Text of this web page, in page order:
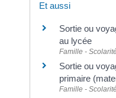
Et aussi
Sortie ou
au lycée
Famille -
Sortie ou
primaire
Famille -